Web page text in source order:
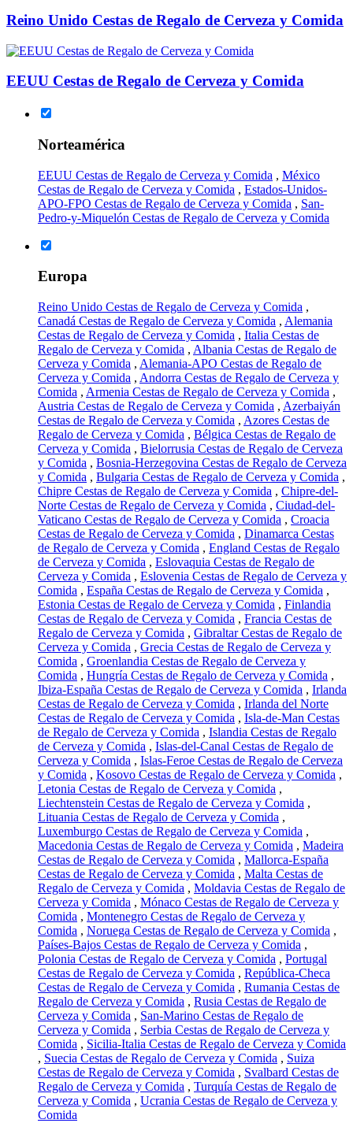
Reino Unido Cestas de Regalo de Cerveza y Comida
EEUU Cestas de Regalo de Cerveza y Comida
Norteamérica
EEUU Cestas de Regalo de Cerveza y Comida , México
Cestas de Regalo de Cerveza y Comida , Estados-Unidos-
APO-FPO Cestas de Regalo de Cerveza y Comida , San-
Pedro-y-Miquelón Cestas de Regalo de Cerveza y Comida
Europa
Reino Unido Cestas de Regalo de Cerveza y Comida ,
Canadá Cestas de Regalo de Cerveza y Comida , Alemania
Cestas de Regalo de Cerveza y Comida , Italia Cestas de
Regalo de Cerveza y Comida , Albania Cestas de Regalo de
Cerveza y Comida , Alemania-APO Cestas de Regalo de
Cerveza y Comida , Andorra Cestas de Regalo de Cerveza y
Comida , Armenia Cestas de Regalo de Cerveza y Comida ,
Austria Cestas de Regalo de Cerveza y Comida , Azerbaiyán
Cestas de Regalo de Cerveza y Comida , Azores Cestas de
Regalo de Cerveza y Comida , Bélgica Cestas de Regalo de
Cerveza y Comida , Bielorrusia Cestas de Regalo de Cerveza
y Comida , Bosnia-Herzegovina Cestas de Regalo de Cerveza
y Comida , Bulgaria Cestas de Regalo de Cerveza y Comida ,
Chipre Cestas de Regalo de Cerveza y Comida , Chipre-del-
Norte Cestas de Regalo de Cerveza y Comida , Ciudad-del-
Vaticano Cestas de Regalo de Cerveza y Comida , Croacia
Cestas de Regalo de Cerveza y Comida , Dinamarca Cestas
de Regalo de Cerveza y Comida , England Cestas de Regalo
de Cerveza y Comida , Eslovaquia Cestas de Regalo de
Cerveza y Comida , Eslovenia Cestas de Regalo de Cerveza y
Comida , España Cestas de Regalo de Cerveza y Comida ,
Estonia Cestas de Regalo de Cerveza y Comida , Finlandia
Cestas de Regalo de Cerveza y Comida , Francia Cestas de
Regalo de Cerveza y Comida , Gibraltar Cestas de Regalo de
Cerveza y Comida , Grecia Cestas de Regalo de Cerveza y
Comida , Groenlandia Cestas de Regalo de Cerveza y
Comida , Hungría Cestas de Regalo de Cerveza y Comida ,
Ibiza-España Cestas de Regalo de Cerveza y Comida , Irlanda
Cestas de Regalo de Cerveza y Comida , Irlanda del Norte
Cestas de Regalo de Cerveza y Comida , Isla-de-Man Cestas
de Regalo de Cerveza y Comida , Islandia Cestas de Regalo
de Cerveza y Comida , Islas-del-Canal Cestas de Regalo de
Cerveza y Comida , Islas-Feroe Cestas de Regalo de Cerveza
y Comida , Kosovo Cestas de Regalo de Cerveza y Comida ,
Letonia Cestas de Regalo de Cerveza y Comida ,
Liechtenstein Cestas de Regalo de Cerveza y Comida ,
Lituania Cestas de Regalo de Cerveza y Comida ,
Luxemburgo Cestas de Regalo de Cerveza y Comida ,
Macedonia Cestas de Regalo de Cerveza y Comida , Madeira
Cestas de Regalo de Cerveza y Comida , Mallorca-España
Cestas de Regalo de Cerveza y Comida , Malta Cestas de
Regalo de Cerveza y Comida , Moldavia Cestas de Regalo de
Cerveza y Comida , Mónaco Cestas de Regalo de Cerveza y
Comida , Montenegro Cestas de Regalo de Cerveza y
Comida , Noruega Cestas de Regalo de Cerveza y Comida ,
Países-Bajos Cestas de Regalo de Cerveza y Comida ,
Polonia Cestas de Regalo de Cerveza y Comida , Portugal
Cestas de Regalo de Cerveza y Comida , República-Checa
Cestas de Regalo de Cerveza y Comida , Rumania Cestas de
Regalo de Cerveza y Comida , Rusia Cestas de Regalo de
Cerveza y Comida , San-Marino Cestas de Regalo de
Cerveza y Comida , Serbia Cestas de Regalo de Cerveza y
Comida , Sicilia-Italia Cestas de Regalo de Cerveza y Comida
, Suecia Cestas de Regalo de Cerveza y Comida , Suiza
Cestas de Regalo de Cerveza y Comida , Svalbard Cestas de
Regalo de Cerveza y Comida , Turquía Cestas de Regalo de
Cerveza y Comida , Ucrania Cestas de Regalo de Cerveza y
Comida